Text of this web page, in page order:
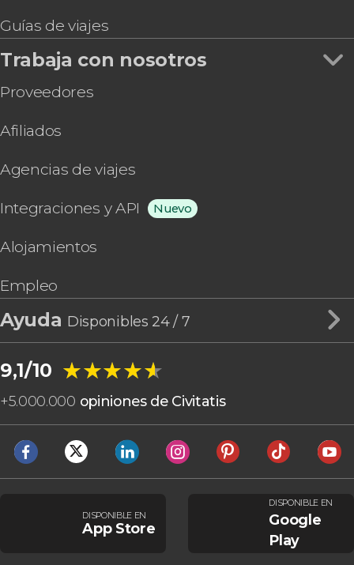
Guías de viajes
Trabaja con nosotros
Proveedores
Afiliados
Agencias de viajes
Integraciones y API Nuevo
Alojamientos
Empleo
Ayuda Disponibles 24 / 7
9,1/10 ★★★★★
★★★★★
+5.000.000 opiniones de Civitatis
DISPONIBLE EN
App Store
DISPONIBLE EN
Google
Play